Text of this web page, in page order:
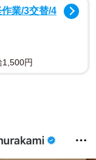
業/3交替/4
円